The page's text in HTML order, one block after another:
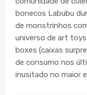
bonecos Labubu
de monstrinhos
universo de art
boxes (caixas
de consumo nos
inusitado no maior